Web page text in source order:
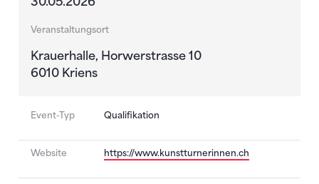
Veranstaltungsort
Krauerhalle, Horwerstrasse 10
6010 Kriens
Event-Typ Qualifikation
Website https://www.kunstturnerinnen.ch